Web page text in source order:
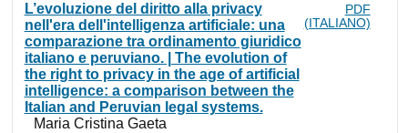
L’evoluzione del diritto alla privacy
nell'era dell'intelligenza artificiale: una
comparazione tra ordinamento giuridico
italiano e peruviano. | The evolution of
the right to privacy in the age of artificial
intelligence: a comparison between the
Italian and Peruvian legal systems.
Maria Cristina Gaeta
PDF
(ITALIANO)